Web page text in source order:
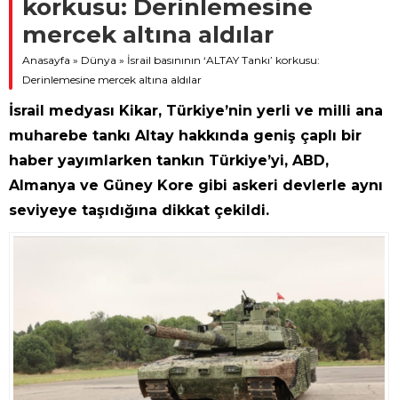
Anıtkabir ziyaretiyle tanındılar! Bakanlıktan Doğan
ailesi açıklaması
40 dereceyle kavrulan şehirde kar sürprizi: Hem
güneşlendiler hem kaydılar
DOLAR
55,1881
korkusu: Derinlemesine
mercek altına aldılar
Anasayfa » Dünya » İsrail basınının ‘ALTAY Tankı’ korkusu:
Derinlemesine mercek altına aldılar
İsrail medyası Kikar, Türkiye’nin yerli ve milli ana
muharebe tankı Altay hakkında geniş çaplı bir
haber yayımlarken tankın Türkiye’yi, ABD,
Almanya ve Güney Kore gibi askeri devlerle aynı
seviyeye taşıdığına dikkat çekildi.